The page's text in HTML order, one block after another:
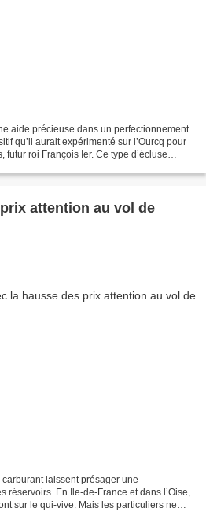
aide précieuse dans un perfectionnement
qu’il aurait expérimenté sur l’Ourcq pour
futur roi François Ier. Ce type d’écluse
attention au vol de
laissent présager une
réservoirs. En Ile-de-France et dans l’Oise,
sur le qui-vive. Mais les particuliers ne